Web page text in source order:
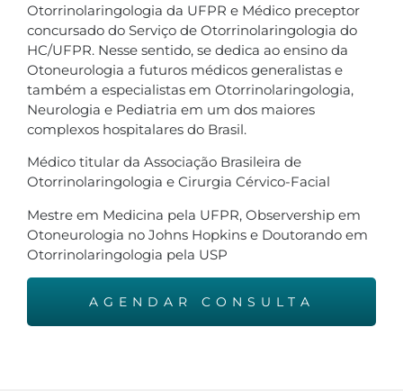
Otorrinolaringologia da UFPR e Médico preceptor
concursado do Serviço de Otorrinolaringologia do
HC/UFPR. Nesse sentido, se dedica ao ensino da
Otoneurologia a futuros médicos generalistas e
também a especialistas em Otorrinolaringologia,
Neurologia e Pediatria em um dos maiores
complexos hospitalares do Brasil.
Médico titular da Associação Brasileira de
Otorrinolaringologia e Cirurgia Cérvico-Facial
Mestre em Medicina pela UFPR, Observership em
Otoneurologia no Johns Hopkins e Doutorando em
Otorrinolaringologia pela USP
AGENDAR CONSULTA